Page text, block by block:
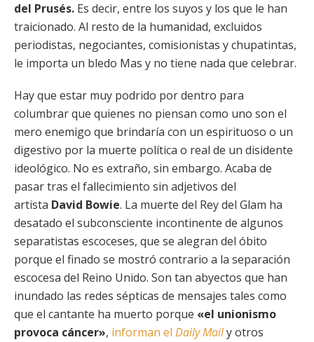
del Prusés. Es decir, entre los suyos y los que le han
traicionado. Al resto de la humanidad, excluidos
periodistas, negociantes, comisionistas y chupatintas,
le importa un bledo Mas y no tiene nada que celebrar.
Hay que estar muy podrido por dentro para
columbrar que quienes no piensan como uno son el
mero enemigo que brindaría con un espirituoso o un
digestivo por la muerte política o real de un disidente
ideológico. No es extraño, sin embargo. Acaba de
pasar tras el fallecimiento sin adjetivos del
artista David Bowie. La muerte del Rey del Glam ha
desatado el subconsciente incontinente de algunos
separatistas escoceses, que se alegran del óbito
porque el finado se mostró contrario a la separación
escocesa del Reino Unido. Son tan abyectos que han
inundado las redes sépticas de mensajes tales como
que el cantante ha muerto porque «el unionismo
provoca cáncer», informan el Daily Maily otros